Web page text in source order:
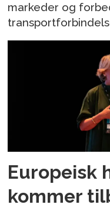
markeder og
Europeisk
kommer